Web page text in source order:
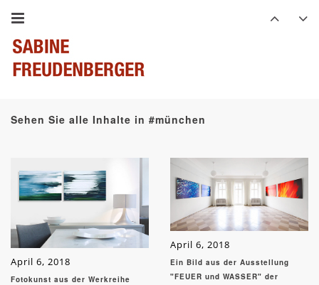
Sehen Sie alle Inhalte in #münchen
April 6, 2018
Fotokunst aus der Werkreihe
April 6, 2018
Ein Bild aus der Ausstellung
"FEUER und WASSER" der